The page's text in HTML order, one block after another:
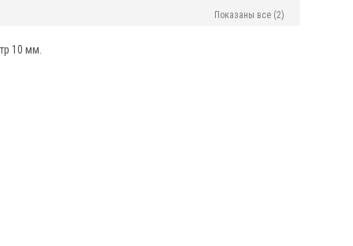
Показаны все (2)
10 мм.